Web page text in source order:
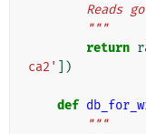
        """
return
ca2'
])
def
"""